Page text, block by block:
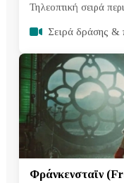
Τηλεοπτική σειρά
Σειρά δράσης &
Φράνκενσταϊν